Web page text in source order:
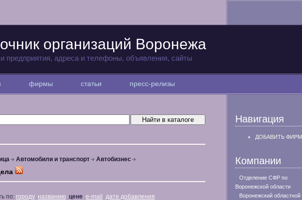
организаций Воронежа
и предприятия, адреса и телефоны, объявления, сайты
фирмы статьи пресс-релизы
Автомобили и транспорт Автобизнес
по: городу названию цене e-mail дате добавления
Навигация
ДОБАВИТЬ
Компании
Отделение СФР по
Воронежской области
Воронежский областной